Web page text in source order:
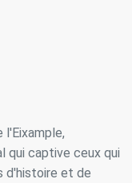
l'Eixample,
qui captive ceux qui
d'histoire et de